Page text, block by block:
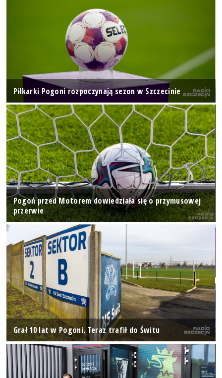
Piłkarki Pogoni rozpoczynają sezon w Szczecinie
Pogoń przed Motorem dowiedziała się o przymusowej
przerwie
Grał 10 lat w Pogoni. Teraz trafił do Świtu